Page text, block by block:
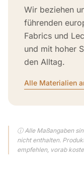
Wir beziehen
führenden
Fabrics und
und mit hoher
den Alltag.
Alle Materialien
ⓘ Alle Maßangaben
nicht enthalten.
empfehlen, vorab